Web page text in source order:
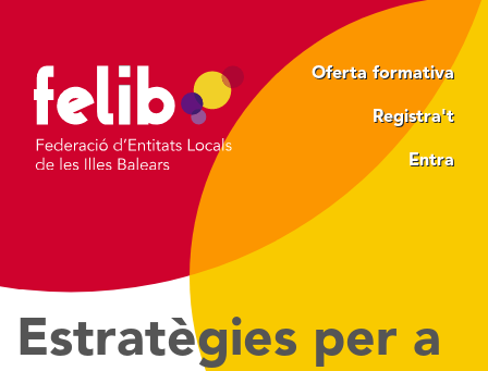
contingut
Oferta formativa
Registra't
Entra
Estratègies per a